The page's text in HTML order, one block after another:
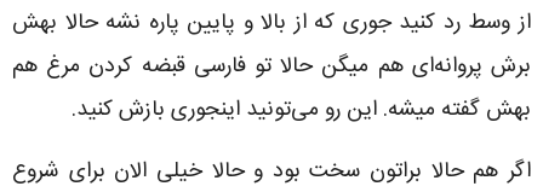
از وسط رد کنید جوری که از بالا و پایین پاره نشه حالا بهش
برش پروانه‌ای هم میگن حالا تو فارسی قبضه کردن مرغ هم
بهش گفته میشه. این رو می‌تونید اینجوری بازش کنید.
اگر هم حالا براتون سخت بود و حالا خیلی الان برای شروع